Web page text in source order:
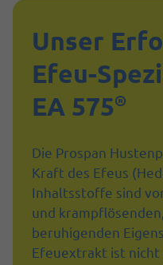
Unser
Efeu-
EA 575®
Die Prospan
Kraft des Efeus
Inhaltsstoffe sind
und
beruhigenden
Efeuextrakt ist nicht